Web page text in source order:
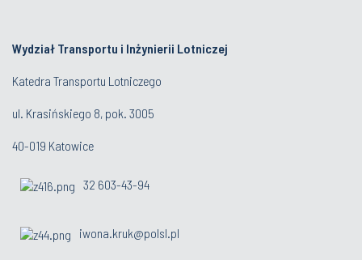
Wydział Transportu i Inżynierii Lotniczej
Katedra Transportu Lotniczego
ul. Krasińskiego 8, pok. 3005
40-019 Katowice
32 603-43-94
iwona.kruk@polsl.pl